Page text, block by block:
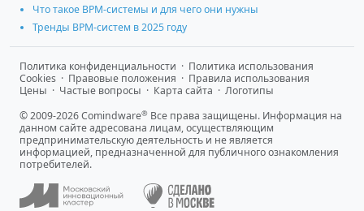
Что такое BPM-системы и для чего они нужны
Тренды BPM-систем в 2025 году
Политика конфиденциальности · Политика использования
Cookies · Правовые положения · Правила использования
Цены · Частые вопросы · Карта сайта · Логотипы
© 2009-2026 Comindware® Все права защищены. Информация на
данном сайте адресована лицам, осуществляющим
предпринимательскую деятельность и не является
информацией, предназначенной для публичного ознакомления
потребителей.